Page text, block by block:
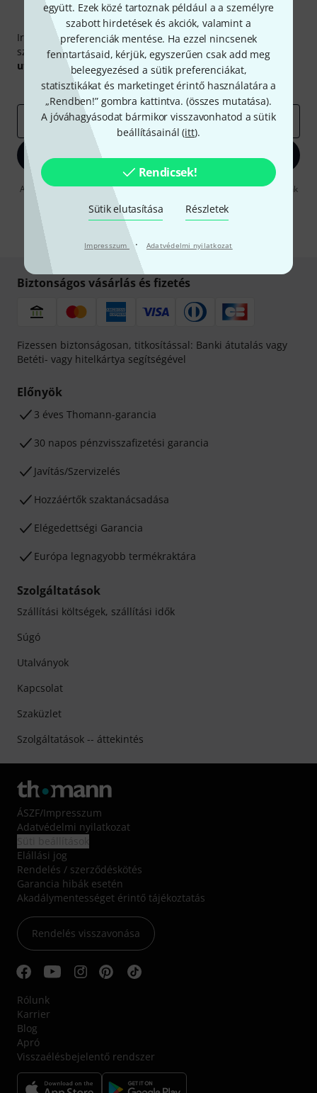
együtt. Ezek közé tartoznak például a a személyre
szabott hirdetések és akciók, valamint a
preferenciák mentése. Ha ezzel nincsenek
fenntartásaid, kérjük, egyszerűen csak add meg
beleegyezésed a sütik preferenciákat,
statisztikákat és marketinget érintő használatára a
„Rendben!” gombra kattintva. (összes mutatása).
A jóváhagyásodat bármikor visszavonhatod a sütik
beállításainál (itt).
Rendicsek!
Sütik elutasítása Részletek
Impresszum · Adatvédelmi nyilatkozat
Thomann hírlevél
Iratkozz fel a Thomann angol nyelvű hírlevelére, és kis
szerencsével megnyerheted a50egyenként 50 € értékű
utalvány
egyikét.
Inspiráló gondolatok
Akciók Thomann
e-mail cím*
Bejelentkezés
A "Bejelentkezés" gombra kattintva elfogadja, hogy e-mailben küldjünk
önnek hirdetéseket. Bármikor leiratkozhat erről. A hírlevélről további
információkat azdata protection guideline-ben talál.
* Kitöltés kötelező
Biztonságos vásárlás és fizetés
Fizessen biztonságosan, titkosítással: Banki átutalás vagy
Betéti- vagy hitelkártya segítségével
Előnyök
3 éves Thomann-garancia
30 napos pénzvisszafizetési garancia
Javítás/Szervizelés
Hozzáértők szaktanácsadása
Elégedettségi Garancia
Európa legnagyobb termékraktára
Szolgáltatások
Szállítási költségek, szállítási idők
Súgó
Utalványok
Kapcsolat
Szaküzlet
Szolgáltatások -- áttekintés
ÁSZF/Impresszum
Adatvédelmi nyilatkozat
Elállási jog
Rendelés / szerződéskötés
Garancia hibák esetén
Akadálymentességet érintő tájékoztatás
Rendelés visszavonása
Rólunk
Karrier
Blog
Apró
Visszaélésbejelentő rendszer